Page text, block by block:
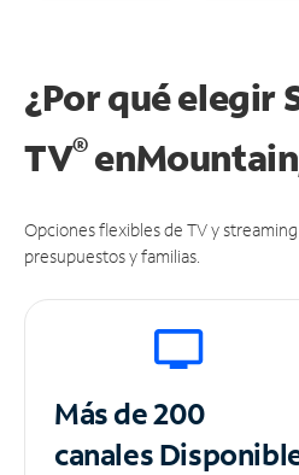
¿Por qué elegir
TV®en
Opciones flexibles de TV y
presupuestos y familias.
Más de 200
canales